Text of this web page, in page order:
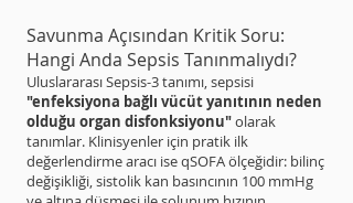
Savunma Açısından Kritik Soru:
Hangi Anda Sepsis Tanınmalıydı?
Uluslararası Sepsis-3 tanımı, sepsisi
"enfeksiyona bağlı vücüt yanıtının neden
olduğu organ disfonksiyonu"olarak
tanımlar. Klinisyenler için pratik ilk
değerlendirme aracı ise qSOFA ölçeğidir: bilinç
değişikliği, sistolik kan basıncının 100 mmHg